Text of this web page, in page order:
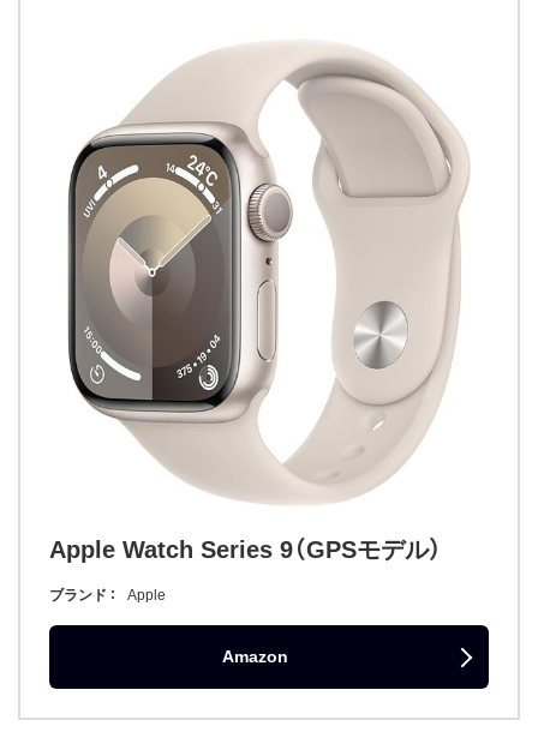
Apple Watch Series 9（GPSモデル）
ブランド Apple
Amazon